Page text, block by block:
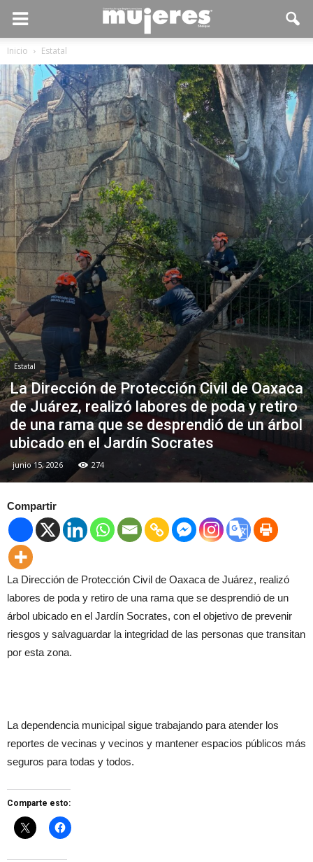
Inicio Estatal
Estatal
La Dirección de Protección Civil de Oaxaca
de Juárez, realizó labores de poda y retiro
de una rama que se desprendió de un árbol
ubicado en el Jardín Socrates
junio 15, 2026 274
Compartir
La Dirección de Protección Civil de Oaxaca de Juárez, realizó
labores de poda y retiro de una rama que se desprendió de un
árbol ubicado en el Jardín Socrates, con el objetivo de prevenir
riesgos y salvaguardar la integridad de las personas que transitan
por esta zona.
La dependencia municipal sigue trabajando para atender los
reportes de vecinas y vecinos y mantener espacios públicos más
seguros para todas y todos.
Comparte esto: